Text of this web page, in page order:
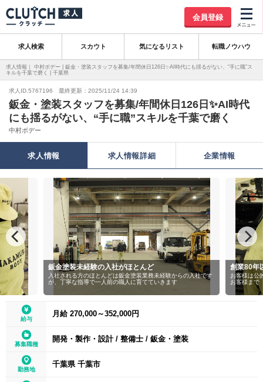
会員登録
求人検索 スカウト 気になるリスト 転職ノウハウ
求人情報｜ 中村ボデー | 鈑金・塗装スタッフを募集/年間休日126日✨AI時代にも揺るがない、“手に職”ス
キルを千葉で磨く | 千葉県
求人ID.5767196 最終更新：2025/11/24 14:39
鈑金・塗装スタッフを募集/年間休日126日✨AI時代
にも揺るがない、“手に職”スキルを千葉で磨く
中村ボデー
求人情報 求人情報詳細 企業情報
鈑金塗装未経験の入社がほとんど
入社される方のほとんどは鈑金塗装業務未経験からの入社です
が、丁寧な指導で一人前の職人に育てていきます
創業80年
お客様は公
お客様まで
給与
月給 270,000～352,000円
募集職種
開発・製作・設計/ 整備士 / 鈑金・塗装
勤務地
千葉県 千葉市